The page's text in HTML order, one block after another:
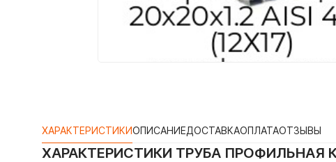
ХАРАКТЕРИСТИКИОПИСАНИЕДОСТАВКАОПЛАТАОТЗЫВЫ
ХАРАКТЕРИСТИКИ ТРУБА ПРОФИЛЬНАЯ